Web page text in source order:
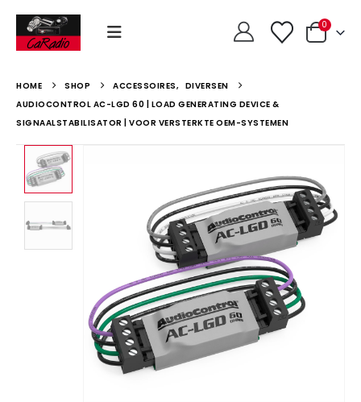
0
HOME SHOP ACCESSOIRES, DIVERSEN
AUDIOCONTROL AC-LGD 60 | LOAD GENERATING DEVICE &
SIGNAALSTABILISATOR | VOOR VERSTERKTE OEM-SYSTEMEN